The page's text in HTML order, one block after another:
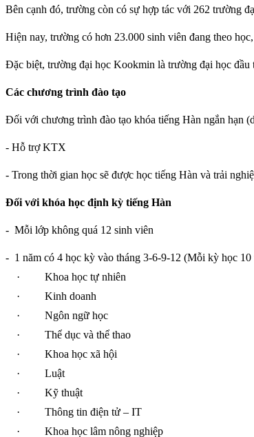
Bên cạnh đó, trường còn có sự hợp tác với 262 trường
Hiện nay, trường có hơn 23.000 sinh viên đang theo
Đặc biệt, trường đại học Kookmin là trường đại học đầu
Các chương trình đào tạo
Đối với chương trình đào tạo khóa tiếng Hàn ngắn hạn
- Hỗ trợ KTX
- Trong thời gian học sẽ được học tiếng Hàn và trải
Đối với khóa học định kỳ tiếng Hàn
- Mỗi lớp không quá 12 sinh viên
- 1 năm có 4 học kỳ vào tháng 3-6-9-12 (Mỗi kỳ học 10
·
Khoa học tự nhiên
·
Kinh doanh
·
Ngôn ngữ học
·
Thể dục và thể thao
·
Khoa học xã hội
·
Luật
·
Kỹ thuật
·
Thông tin điện tử – IT
·
Khoa học lâm nông nghiệp